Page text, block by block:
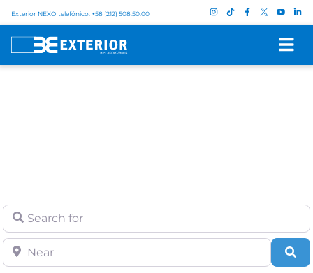
Exterior NEXO telefónico: +58 (212) 508.50.00
Search for
Near